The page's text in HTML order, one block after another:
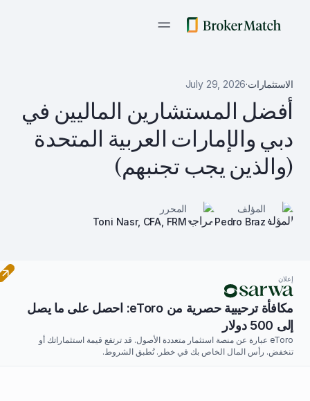
الاستثمارات·
July 29, 2026
أفضل المستشارين الماليين في
دبي والإمارات العربية المتحدة
(والذين يجب تجنبهم)
المؤلف
Pedro Braz
المحرر
Toni Nasr, CFA, FRM
إعلان
مكافأة ترحيبية حصرية من eToro: احصل على ما يصل
إلى 500 دولار
eToro عبارة عن منصة استثمار متعددة الأصول. قد ترتفع قيمة استثماراتك أو
تنخفض. رأس المال الخاص بك في خطر. تُطبق الشروط.